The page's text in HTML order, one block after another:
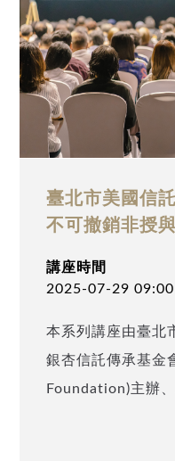
高資產家庭踴躍參
最新趨勢。
臺北市美國信
不可撤銷非授
講座時間
2025-07-29
本系列講座由臺北
銀杏信託傳承基金
Foundation)主辦
團資深美國稅務、